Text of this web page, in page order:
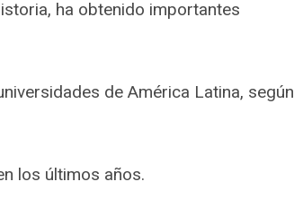
ha obtenido importantes
de América Latina, según
los últimos años.